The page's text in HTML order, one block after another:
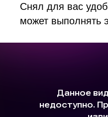
Снял для вас
может выполнять